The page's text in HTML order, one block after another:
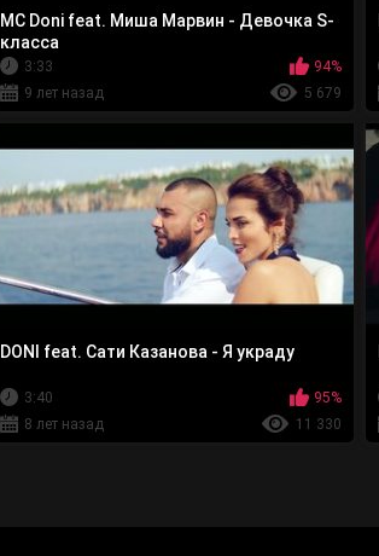
MC Doni feat. Миша Марвин - Девочка S-
класса
3:33
94%
9 лет назад
5 679
DONI feat. Сати Казанова - Я украду
3:40
95%
8 лет назад
11 330